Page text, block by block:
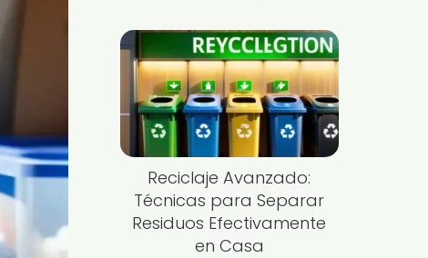
Reciclaje Avanzado:
Técnicas para Separar
Residuos Efectivamente
en Casa